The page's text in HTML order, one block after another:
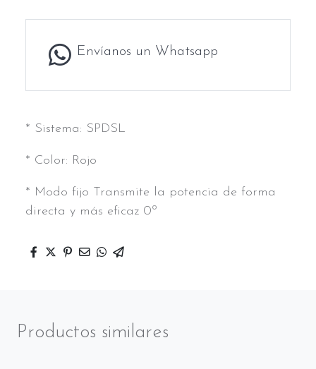
Envíanos un Whatsapp
* Sistema: SPDSL
* Color: Rojo
* Modo fijo Transmite la potencia de forma
directa y más eficaz 0º
Productos similares